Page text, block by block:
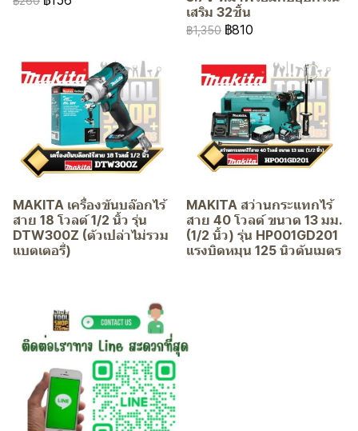
เสริม 32ชิ้น
฿1,350 ฿810
MAKITA เครื่องขันบล๊อกไร้
สาย 18 โวลต์ 1/2 นิ้ว รุ่น
DTW300Z (ตัวเปล่าไม่รวม
แบตเตอรี่)
MAKITA สว่านกระแทกไร้
สาย 40 โวลต์ ขนาด 13 มม.
(1/2 นิ้ว) รุ่น HP001GD201
แรงบิดหมุน 125 นิวตันเมตร